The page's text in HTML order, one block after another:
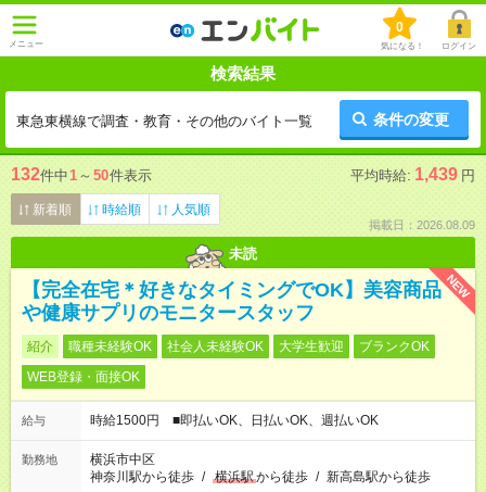
メニュー
0
気になる！ ログイン
検索結果
東急東横線で調査・教育・その他のバイト一覧 条件の変更
132件中1 ～ 50件表示 平均時給: 1,439 円
新着順 時給順 人気順
掲載日：2026.08.09
未読
NEW
【完全在宅＊好きなタイミングでOK】美容商品
や健康サプリのモニタースタッフ
紹介 職種未経験OK 社会人未経験OK 大学生歓迎
ブランクOK
WEB登録・面接OK
給与 時給1500円 ■即払いOK、日払いOK、週払いOK
勤務地
横浜市中区
神奈川駅から徒歩 / 横浜駅から徒歩 / 新高島駅から徒歩